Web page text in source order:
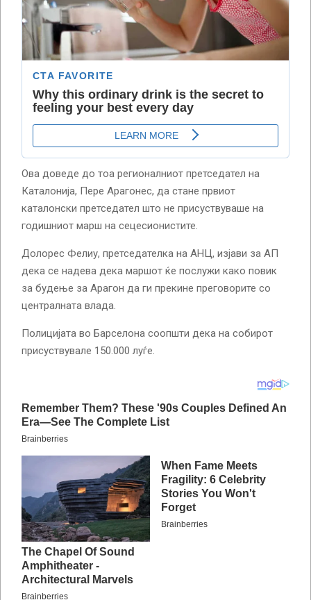
Ова доведе до тоа регионалниот претседател на
Каталонија, Пере Арагонес, да стане првиот
каталонски претседател што не присуствуваше на
годишниот марш на сецесионистите.
Долорес Фелиу, претседателка на АНЦ, изјави за АП
дека се надева дека маршот ќе послужи како повик
за будење за Арагон да ги прекине преговорите со
централната влада.
Полицијата во Барселона соопшти дека на собирот
присуствувале 150.000 луѓе.